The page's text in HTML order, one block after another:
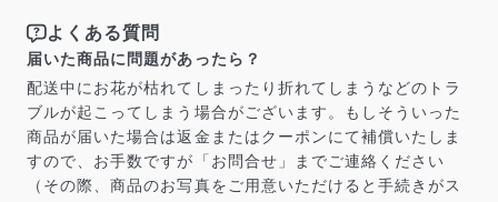
よくある質問
届いた商品に問題があったら？
配送中にお花が枯れてしまったり折れてしまうなどのトラ
ブルが起こってしまう場合がございます。もしそういった
商品が届いた場合は返金またはクーポンにて補償いたしま
すので、お手数ですが「お問合せ」までご連絡ください
（その際、商品のお写真をご用意いただけると手続きがス